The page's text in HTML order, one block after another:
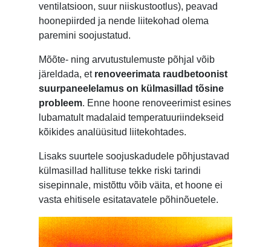
ventilatsioon, suur niiskustootlus), peavad
hoonepiirded ja nende liitekohad olema
paremini soojustatud.
Mõõte- ning arvutustulemuste põhjal võib
järeldada, et renoveerimata raudbetoonist
suurpaneelelamus on külmasillad tõsine
probleem. Enne hoone renoveerimist esines
lubamatult madalaid temperatuuriindekseid
kõikides analüüsitud liitekohtades.
Lisaks suurtele soojuskadudele põhjustavad
külmasillad hallituse tekke riski tarindi
sisepinnale, mistõttu võib väita, et hoone ei
vasta ehitisele esitatavatele põhinõuetele.